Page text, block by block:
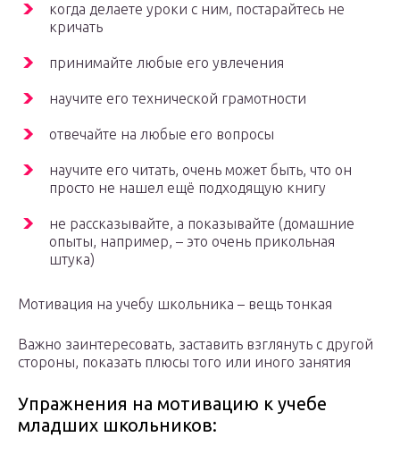
когда делаете уроки с ним, постарайтесь не
кричать
принимайте любые его увлечения
научите его технической грамотности
отвечайте на любые его вопросы
научите его читать, очень может быть, что он
просто не нашел ещё подходящую книгу
не рассказывайте, а показывайте (домашние
опыты, например, – это очень прикольная
штука)
Мотивация на учебу школьника – вещь тонкая
Важно заинтересовать, заставить взглянуть с другой
стороны, показать плюсы того или иного занятия
Упражнения на мотивацию к учебе
младших школьников: